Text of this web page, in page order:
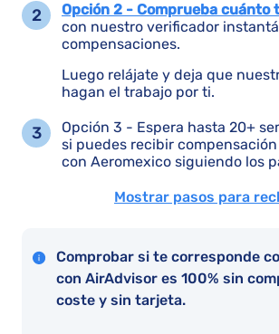
Opción 2 - Comprueba cuánto
con nuestro verificador
compensaciones.
Luego relájate y deja que
hagan el trabajo por ti.
Opción 3 - Espera hasta 20+
si puedes recibir
con Aeromexico siguiendo los
Mostrar pasos para
Comprobar si te corresponde
con AirAdvisor es 100% sin
coste y sin tarjeta.